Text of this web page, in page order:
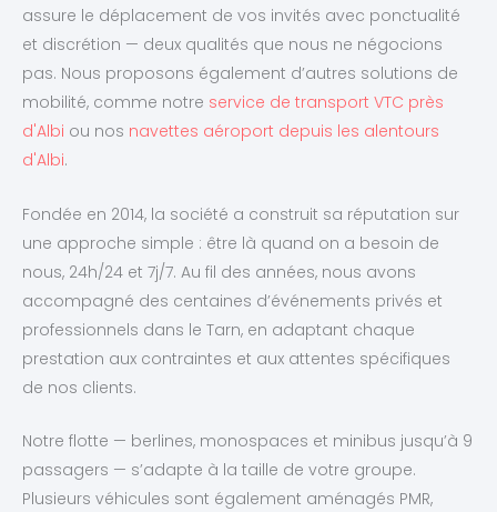
assure le déplacement de vos invités avec ponctualité
et discrétion — deux qualités que nous ne négocions
pas. Nous proposons également d’autres solutions de
mobilité, comme notre service de transport VTC près
d'Albi ou nos navettes aéroport depuis les alentours
d'Albi.
Fondée en 2014, la société a construit sa réputation sur
une approche simple : être là quand on a besoin de
nous, 24h/24 et 7j/7. Au fil des années, nous avons
accompagné des centaines d’événements privés et
professionnels dans le Tarn, en adaptant chaque
prestation aux contraintes et aux attentes spécifiques
de nos clients.
Notre flotte — berlines, monospaces et minibus jusqu’à 9
passagers — s’adapte à la taille de votre groupe.
Plusieurs véhicules sont également aménagés PMR,